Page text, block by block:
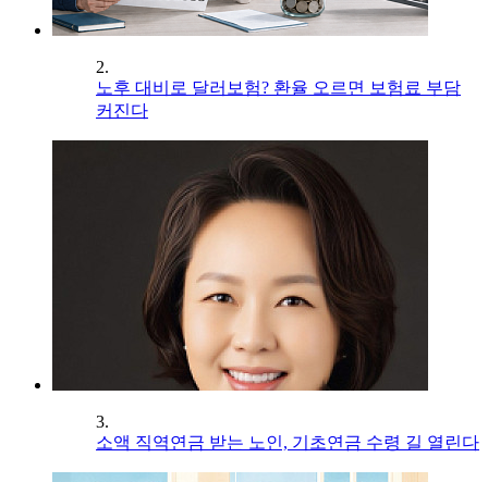
2.
노후 대비로 달러보험? 환율 오르면 보험료 부담
커진다
3.
소액 직역연금 받는 노인, 기초연금 수령 길 열린다